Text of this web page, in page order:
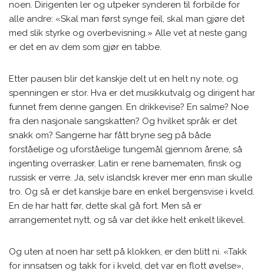
noen. Dirigenten ler og utpeker synderen til forbilde for
alle andre: «Skal man først synge feil, skal man gjøre det
med slik styrke og overbevisning.» Alle vet at neste gang
er det en av dem som gjør en tabbe.
Etter pausen blir det kanskje delt ut en helt ny note, og
spenningen er stor. Hva er det musikkutvalg og dirigent har
funnet frem denne gangen. En drikkevise? En salme? Noe
fra den nasjonale sangskatten? Og hvilket språk er det
snakk om? Sangerne har fått bryne seg på både
forståelige og uforståelige tungemål gjennom årene, så
ingenting overrasker. Latin er rene barnematen, finsk og
russisk er verre. Ja, selv islandsk krever mer enn man skulle
tro. Og så er det kanskje bare en enkel bergensvise i kveld.
En de har hatt før, dette skal gå fort. Men så er
arrangementet nytt, og så var det ikke helt enkelt likevel.
Og uten at noen har sett på klokken, er den blitt ni. «Takk
for innsatsen og takk for i kveld, det var en flott øvelse»,